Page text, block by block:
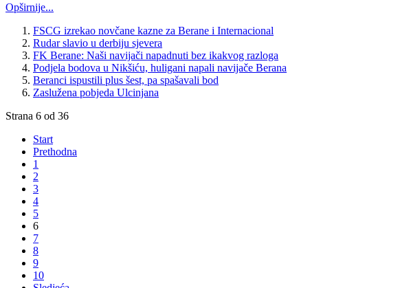
Opširnije...
FSCG izrekao novčane kazne za Berane i Internacional
Rudar slavio u derbiju sjevera
FK Berane: Naši navijači napadnuti bez ikakvog razloga
Podjela bodova u Nikšiću, huligani napali navijače Berana
Beranci ispustili plus šest, pa spašavali bod
Zaslužena pobjeda Ulcinjana
Strana 6 od 36
Start
Prethodna
1
2
3
4
5
6
7
8
9
10